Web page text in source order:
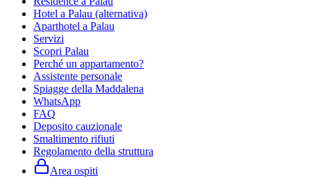
Hotel a Palau (alternativa)
Aparthotel a Palau
Servizi
Scopri Palau
Perché un appartamento?
Assistente personale
Spiagge della Maddalena
WhatsApp
FAQ
Deposito cauzionale
Smaltimento rifiuti
Regolamento della struttura
Area ospiti